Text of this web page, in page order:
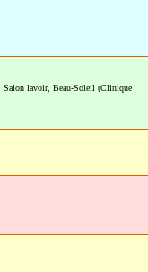
Salon lavoir, Beau-Soleil (Clinique